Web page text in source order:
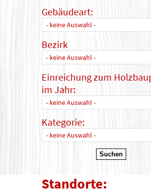
Gebäudeart:
- keine Auswahl -
Bezirk
- keine Auswahl -
Einreichung zum
im Jahr:
- keine Auswahl -
Kategorie:
- keine Auswahl -
Standorte: